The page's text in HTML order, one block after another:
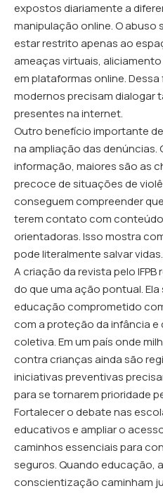
expostos diariamente a
manipulação online. O abuso
estar restrito apenas ao
ameaças virtuais,
em plataformas online.
modernos precisam dialogar
presentes na internet.
Outro benefício importante
na ampliação das denúncias.
informação, maiores são as
precoce de situações de
conseguem compreender
terem contato com
orientadoras. Isso mostra
pode literalmente salvar vidas.
A criação da revista pelo
do que uma ação pontual.
educação comprometido
com a proteção da infância
coletiva. Em um país onde
contra crianças ainda são
iniciativas preventivas
para se tornarem prioridade
Fortalecer o debate nas
educativos e ampliar o
caminhos essenciais para
seguros. Quando educação,
conscientização caminham